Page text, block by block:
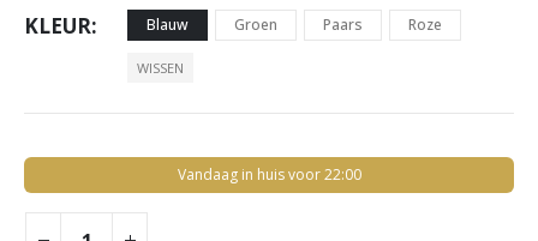
KLEUR Blauw Groen Paars Roze
WISSEN
Vandaag in huis voor 22:00